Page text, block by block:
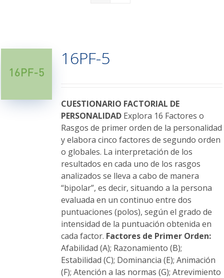
16PF-5
CUESTIONARIO FACTORIAL DE
PERSONALIDADExplora 16 Factores o
Rasgos de primer orden de la personalidad
y elabora cinco factores de segundo orden
o globales. La interpretación de los
resultados en cada uno de los rasgos
analizados se lleva a cabo de manera
“bipolar”, es decir, situando a la persona
evaluada en un continuo entre dos
puntuaciones (polos), según el grado de
intensidad de la puntuación obtenida en
cada factor. Factores de Primer Orden:
Afabilidad (A); Razonamiento (B);
Estabilidad (C); Dominancia (E); Animación
(F); Atención a las normas (G); Atrevimiento